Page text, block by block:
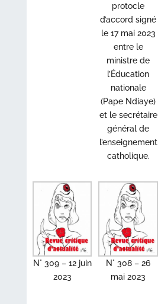
protocle
d’accord signé
le 17 mai 2023
entre le
ministre de
l’Éducation
nationale
(Pape Ndiaye)
et le secrétaire
général de
l’enseignement
catholique.
N° 309 – 12 juin
2023
N° 308 – 26
mai 2023